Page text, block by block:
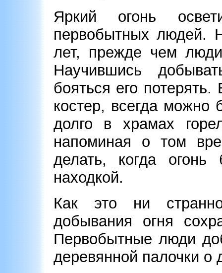
Яркий огонь
первобытных людей.
лет, прежде чем
Научившись
бояться его
костер, всегда
долго в храмах
напоминая о том
делать, когда
находкой.
Как это ни
добывания огня
Первобытные люди
деревянной палочки о